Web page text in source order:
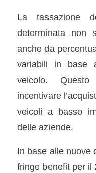
La tassazione
determinata non
anche da
variabili in base
veicolo.
incentivare
veicoli a basso
delle aziende.
In base alle nuove
fringe benefit per il